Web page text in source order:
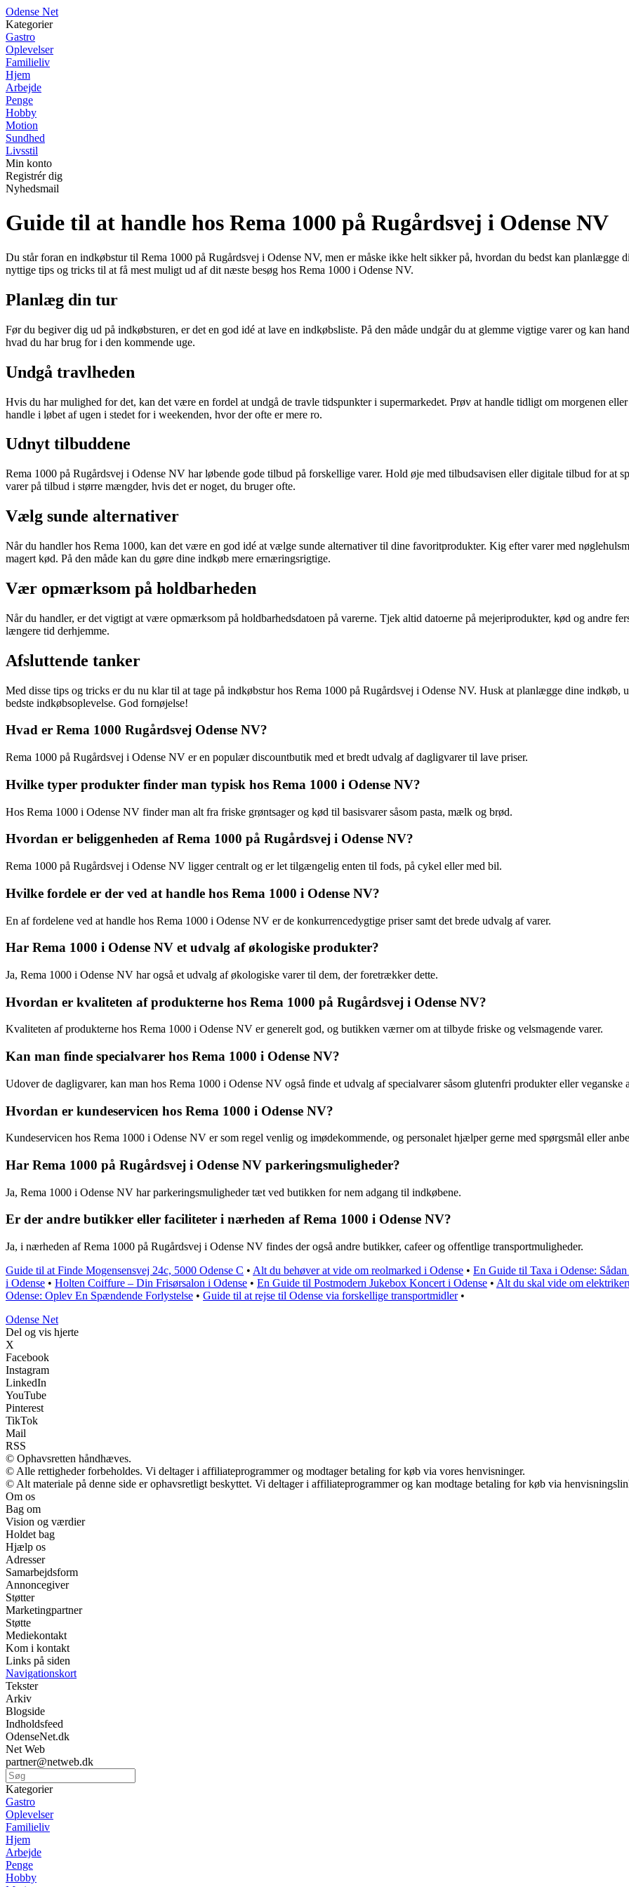
Odense Net
Kategorier
Gastro
Oplevelser
Familieliv
Hjem
Arbejde
Penge
Hobby
Motion
Sundhed
Livsstil
Min konto
Registrér dig
Nyhedsmail
Guide til at handle hos Rema 1000 på Rugårdsvej i Odense NV
Du står foran en indkøbstur til Rema 1000 på Rugårdsvej i Odense NV, men er måske ikke helt sikker på, hvordan du bedst kan
nyttige tips og tricks til at få mest muligt ud af dit næste besøg hos Rema 1000 i Odense NV.
Planlæg din tur
Før du begiver dig ud på indkøbsturen, er det en god idé at lave en indkøbsliste. På den måde undgår du at glemme vigtige varer og kan
hvad du har brug for i den kommende uge.
Undgå travlheden
Hvis du har mulighed for det, kan det være en fordel at undgå de travle tidspunkter i supermarkedet. Prøv at handle tidligt om morgenen
handle i løbet af ugen i stedet for i weekenden, hvor der ofte er mere ro.
Udnyt tilbuddene
Rema 1000 på Rugårdsvej i Odense NV har løbende gode tilbud på forskellige varer. Hold øje med tilbudsavisen eller digitale tilbud for at
varer på tilbud i større mængder, hvis det er noget, du bruger ofte.
Vælg sunde alternativer
Når du handler hos Rema 1000, kan det være en god idé at vælge sunde alternativer til dine favoritprodukter. Kig efter varer med
magert kød. På den måde kan du gøre dine indkøb mere ernæringsrigtige.
Vær opmærksom på holdbarheden
Når du handler, er det vigtigt at være opmærksom på holdbarhedsdatoen på varerne. Tjek altid datoerne på mejeriprodukter, kød og andre
længere tid derhjemme.
Afsluttende tanker
Med disse tips og tricks er du nu klar til at tage på indkøbstur hos Rema 1000 på Rugårdsvej i Odense NV. Husk at planlægge dine
bedste indkøbsoplevelse. God fornøjelse!
Hvad er Rema 1000 Rugårdsvej Odense NV?
Rema 1000 på Rugårdsvej i Odense NV er en populær discountbutik med et bredt udvalg af dagligvarer til lave priser.
Hvilke typer produkter finder man typisk hos Rema 1000 i Odense NV?
Hos Rema 1000 i Odense NV finder man alt fra friske grøntsager og kød til basisvarer såsom pasta, mælk og brød.
Hvordan er beliggenheden af Rema 1000 på Rugårdsvej i Odense NV?
Rema 1000 på Rugårdsvej i Odense NV ligger centralt og er let tilgængelig enten til fods, på cykel eller med bil.
Hvilke fordele er der ved at handle hos Rema 1000 i Odense NV?
En af fordelene ved at handle hos Rema 1000 i Odense NV er de konkurrencedygtige priser samt det brede udvalg af varer.
Har Rema 1000 i Odense NV et udvalg af økologiske produkter?
Ja, Rema 1000 i Odense NV har også et udvalg af økologiske varer til dem, der foretrækker dette.
Hvordan er kvaliteten af produkterne hos Rema 1000 på Rugårdsvej i Odense NV?
Kvaliteten af produkterne hos Rema 1000 i Odense NV er generelt god, og butikken værner om at tilbyde friske og velsmagende varer.
Kan man finde specialvarer hos Rema 1000 i Odense NV?
Udover de dagligvarer, kan man hos Rema 1000 i Odense NV også finde et udvalg af specialvarer såsom glutenfri produkter eller veganske
Hvordan er kundeservicen hos Rema 1000 i Odense NV?
Kundeservicen hos Rema 1000 i Odense NV er som regel venlig og imødekommende, og personalet hjælper gerne med spørgsmål eller
Har Rema 1000 på Rugårdsvej i Odense NV parkeringsmuligheder?
Ja, Rema 1000 i Odense NV har parkeringsmuligheder tæt ved butikken for nem adgang til indkøbene.
Er der andre butikker eller faciliteter i nærheden af Rema 1000 i Odense NV?
Ja, i nærheden af Rema 1000 på Rugårdsvej i Odense NV findes der også andre butikker, cafeer og offentlige transportmuligheder.
Guide til at Finde Mogensensvej 24c, 5000 Odense C • Alt du behøver at vide om reolmarked i Odense • En Guide til Taxa i Odense:
i Odense • Holten Coiffure – Din Frisørsalon i Odense • En Guide til Postmodern Jukebox Koncert i Odense • Alt du skal vide om
Odense: Oplev En Spændende Forlystelse • Guide til at rejse til Odense via forskellige transportmidler•
Odense Net
Del og vis hjerte
X
Facebook
Instagram
LinkedIn
YouTube
Pinterest
TikTok
Mail
RSS
© Ophavsretten håndhæves.
© Alle rettigheder forbeholdes. Vi deltager i affiliateprogrammer og modtager betaling for køb via vores henvisninger.
© Alt materiale på denne side er ophavsretligt beskyttet. Vi deltager i affiliateprogrammer og kan modtage betaling for køb via
Om os
Bag om
Vision og værdier
Holdet bag
Hjælp os
Adresser
Samarbejdsform
Annoncegiver
Støtter
Marketingpartner
Støtte
Mediekontakt
Kom i kontakt
Links på siden
Navigationskort
Tekster
Arkiv
Blogside
Indholdsfeed
OdenseNet.dk
Net Web
partner@netweb.dk
Kategorier
Gastro
Oplevelser
Familieliv
Hjem
Arbejde
Penge
Hobby